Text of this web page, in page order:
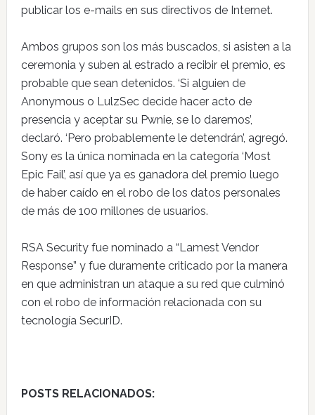
publicar los e-mails en sus directivos de Internet.
Ambos grupos son los más buscados, si asisten a la
ceremonia y suben al estrado a recibir el premio, es
probable que sean detenidos. ‘Si alguien de
Anonymous o LulzSec decide hacer acto de
presencia y aceptar su Pwnie, se lo daremos’,
declaró. ‘Pero probablemente le detendrán’, agregó.
Sony es la única nominada en la categoría ‘Most
Epic Fail’, así que ya es ganadora del premio luego
de haber caído en el robo de los datos personales
de más de 100 millones de usuarios.
RSA Security fue nominado a “Lamest Vendor
Response” y fue duramente criticado por la manera
en que administran un ataque a su red que culminó
con el robo de información relacionada con su
tecnología SecurID.
POSTS RELACIONADOS: